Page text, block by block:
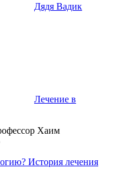
Дядя Вадик
Лечение в
Хаим